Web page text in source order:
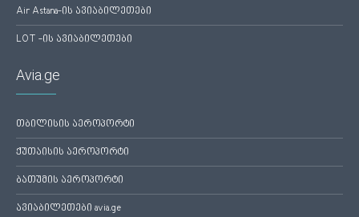
Air Astana-ის ავიაბილეთები
LOT -ის ავიაბილეთები
Avia.ge
თბილისის აეროპორტი
ქუთაისის აეროპორტი
ბათუმის აეროპორტი
ავიაბილეთები avia.ge